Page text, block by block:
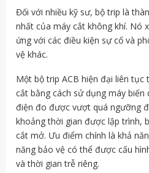
Đối với nhiều kỹ sư, bộ trip là
nhất của máy cắt không khí. Nó
ứng với các điều kiện sự cố và
vệ khác.
Một bộ trip ACB hiện đại liên
cắt bằng cách sử dụng máy
điện đo được vượt quá ngưỡng
khoảng thời gian được lập trình,
cắt mở. Ưu điểm chính là khả
năng bảo vệ có thể được cấu
và thời gian trễ riêng.